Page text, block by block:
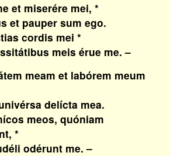
et miserére mei, *
pauper sum ego.
cordis mei *
meis érue me. –
meam et labórem meum
delícta mea.
meos, quóniam
*
odérunt me. –